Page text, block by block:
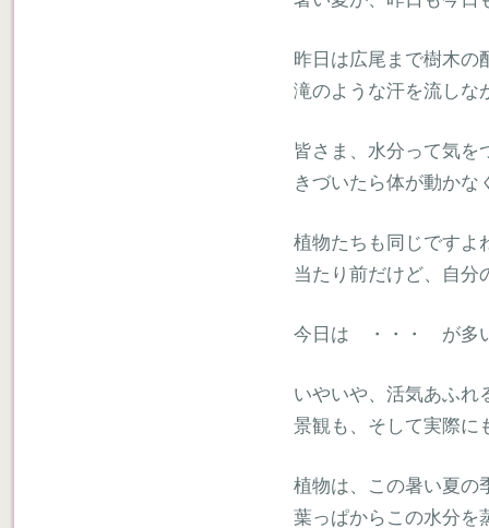
昨日は広尾まで樹木の
滝のような汗を流しな
皆さま、水分って気を
きづいたら体が動かな
植物たちも同じですよ
当たり前だけど、自分
今日は ・・・ が多
いやいや、活気あふれ
景観も、そして実際に
植物は、この暑い夏の
葉っぱからこの水分を